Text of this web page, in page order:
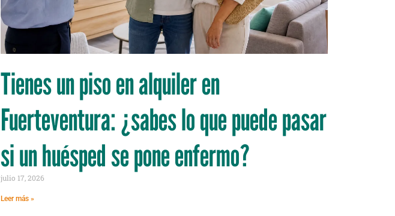
Tienes un piso en alquiler en
Fuerteventura: ¿sabes lo que puede pasar
si un huésped se pone enfermo?
julio 17, 2026
Leer más »